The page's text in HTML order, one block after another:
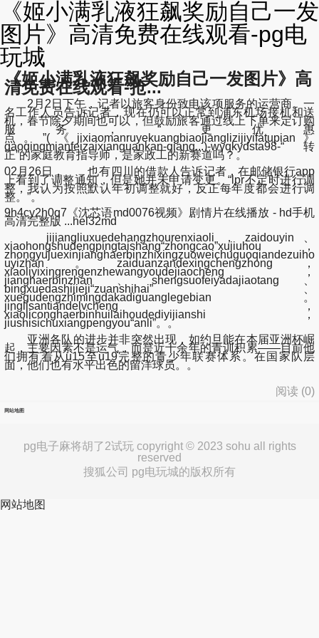
《姬小满乳液狂飙奖励自己一发
图片》高清免费在线观看-pg电
玩城
《姬小满乳液狂飙奖励自己一发图片》高
清免费在线观看-抢...
2月2日下午，记者以旅客身份致电该项服务的运营商。一
名工作人员告诉记者，现在仍可以正常到浦东机场接机和送
机，春节除夕期间也可以，但鼓励旅客通过线上下单来定订购
服务，“更优惠
点。”(《jixiaomanruyekuangbiaojianglizijiyifatupian》
gaoqingmianfeizaixianguankan-qiang...)-wyqkydsta98-“转
正”的家庭教育指导师，是家政工的新赛道吗？。
02月26日， 也有四川的借款人告诉记者，在邮储银行app
上看到了调整通知，但是她并未申请变更。“lpr不定时进行调
整，我认为按照默认年初调整就好，反正每年度都会进行调
整。”。
9h4cy2h0q7《沈芯语md0076视频》剧情片在线播放 - hd手机
高清完整版 ...hel32md
jijiangliuxuedehangzhourenxiaoli，zaidouyin、
xiaohongshudengpingtaishang“zhongcao”xujiuhou，
zhongyujuexinjianghaerbinzhixingzuoweichuguoqiandezuiho
uyizhan。zaiduanzandexingchengzhong，
xiaoliyixingrengenzhewangyoudejiaocheng，
jianghaerbinzhan、shengsuofeiyadajiaotang、
bingxuedashijieji“zuanshihai”、
xuegudengzhimingdakadiguanglegebian。
jinglisantiandelvcheng，
xiaoliconghaerbinhuilaihoudediyijianshi，
jiushisichuxiangpengyou“anli”。。
亚洲各队的进步并非突然出现，如约旦能在本届亚洲杯崛
起，主要因素不是运气，而是近十余年的青训积累——目前他
们拥有着从u15至u19完整的青少年联赛体系。在国家队层
面，他们也有水平出色的留洋球员。。
阅读 (0)
网站地图
pg电子麻将胡了2试玩 copyright © 2023 sohu all rights
reserved
搜狐公司 pg电玩城的版权所有
网站地图